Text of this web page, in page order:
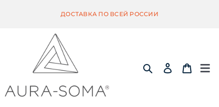
ДОСТАВКА ПО ВСЕЙ РОССИИ